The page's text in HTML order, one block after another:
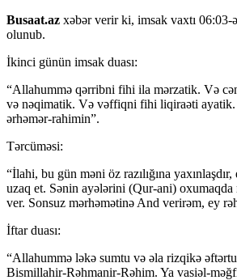
Busaat.az xəbər verir ki, imsak vaxtı 06:03-
olunub.
İkinci günün imsak duası:
“Allahummə qərribni fihi ila mərzatik. Və
və nəqimatik. Və vəffiqni fihi liqiraəti
ərhəmər-rahimin”.
Tərcüməsi:
“İlahi, bu gün məni öz razılığına
uzaq et. Sənin ayələrini (Qur-ani)
ver. Sonsuz mərhəmətinə And verirəm, ey
İftar duası:
“Allahummə ləkə sumtu və əla rizqikə
Bismillahir-Rəhmanir-Rəhim. Ya vasiəl-